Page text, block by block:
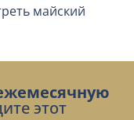
майский
этот